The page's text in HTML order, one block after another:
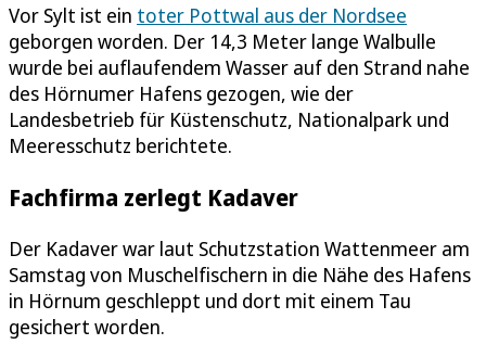
Vor Sylt ist ein toter Pottwal aus der Nordsee
geborgen worden. Der 14,3 Meter lange Walbulle
wurde bei auflaufendem Wasser auf den Strand nahe
des Hörnumer Hafens gezogen, wie der
Landesbetrieb für Küstenschutz, Nationalpark und
Meeresschutz berichtete.
Fachfirma zerlegt Kadaver
Der Kadaver war laut Schutzstation Wattenmeer am
Samstag von Muschelfischern in die Nähe des Hafens
in Hörnum geschleppt und dort mit einem Tau
gesichert worden.